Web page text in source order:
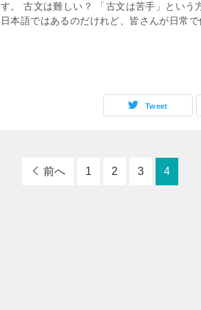
す。 古文は難しい？ 「古文は苦手」という
日本語ではあるのだけれど、皆さんが日常
Tweet
前へ 1 2 3 4